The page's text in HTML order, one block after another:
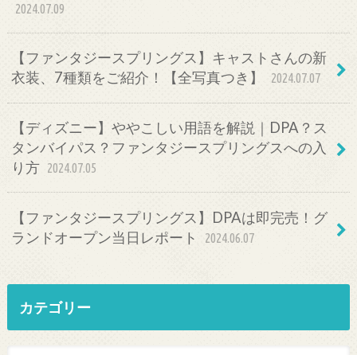
2024.07.09
【ファンタジースプリングス】キャストさんの新
衣装、7種類をご紹介！【全写真つき】
2024.07.07
【ディズニー】ややこしい用語を解説｜DPA？ス
タンバイパス？ファンタジースプリングスへの入
り方 2024.07.05
【ファンタジースプリングス】DPAは即完売！グ
ランドオープン当日レポート
2024.06.07
カテゴリー